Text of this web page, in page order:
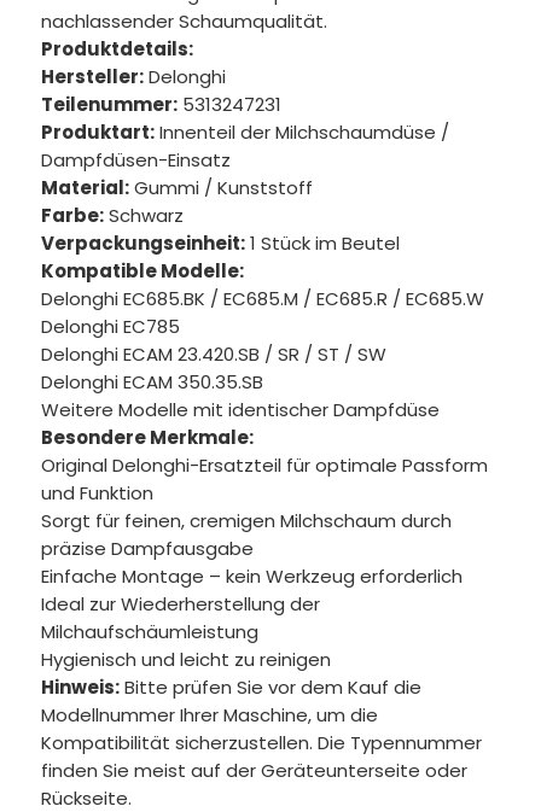
nachlassender Schaumqualität.
Produktdetails:
Hersteller:Delonghi
Teilenummer:5313247231
Produktart:Innenteil der Milchschaumdüse /
Dampfdüsen-Einsatz
Material:Gummi / Kunststoff
Farbe:Schwarz
Verpackungseinheit:1 Stück im Beutel
Kompatible Modelle:
Delonghi EC685.BK / EC685.M / EC685.R / EC685.W
Delonghi EC785
Delonghi ECAM 23.420.SB / SR / ST / SW
Delonghi ECAM 350.35.SB
Weitere Modelle mit identischer Dampfdüse
Besondere Merkmale:
Original Delonghi-Ersatzteil für optimale Passform
und Funktion
Sorgt für feinen, cremigen Milchschaum durch
präzise Dampfausgabe
Einfache Montage – kein Werkzeug erforderlich
Ideal zur Wiederherstellung der
Milchaufschäumleistung
Hygienisch und leicht zu reinigen
Hinweis:Bitte prüfen Sie vor dem Kauf die
Modellnummer Ihrer Maschine, um die
Kompatibilität sicherzustellen. Die Typennummer
finden Sie meist auf der Geräteunterseite oder
Rückseite.